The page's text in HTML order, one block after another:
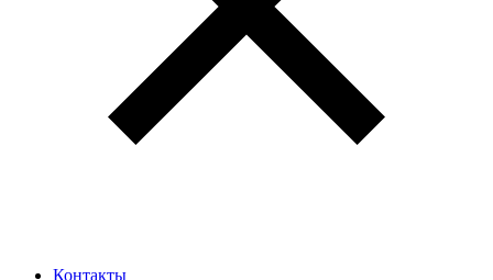
Контакты